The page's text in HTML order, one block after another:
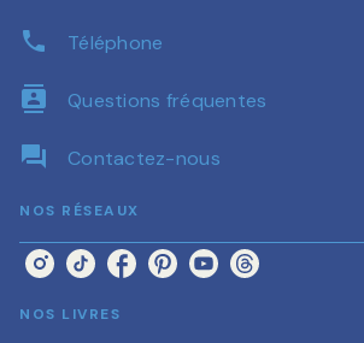
phone Téléphone
contacts Questions fréquentes
question_answer Contactez-nous
NOS RÉSEAUX
NOS LIVRES